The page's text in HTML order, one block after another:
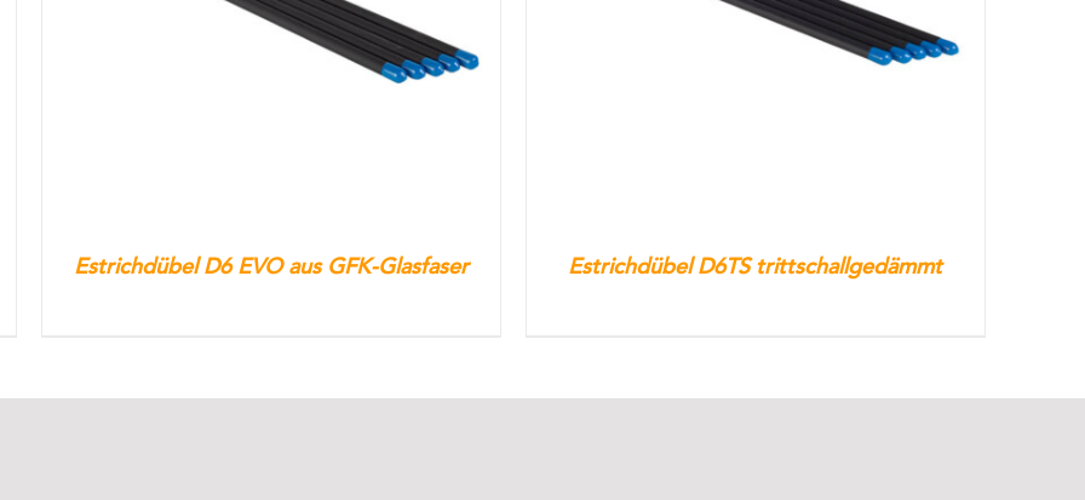
Estrichdübel D6 EVO aus GFK-Glasfaser Estrichdübel D6TS trittschallgedämmt